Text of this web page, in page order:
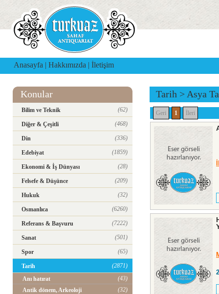
Anasayfa | Hakkımızda | İletişim
Konular
Bilim ve Teknik (62)
Diğer & Çeşitli (468)
Din (336)
Edebiyat (1859)
Ekonomi & İş Dünyası (28)
Felsefe & Düşünce (209)
Hukuk (32)
Osmanlıca (6260)
Referans & Başvuru (7222)
Sanat (501)
Spor (65)
Tarih
(2871)
Anı hatırat
(43)
Antik dönem, Arkeoloji
(32)
Tarih > Asya
Geri 1 İleri